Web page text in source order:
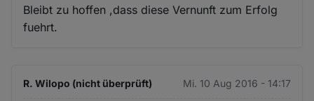
Bleibt zu hoffen ,dass diese Vernunft zum Erfolg
fuehrt.
R. Wilopo (nicht überprüft) Mi. 10 Aug 2016 - 14:17